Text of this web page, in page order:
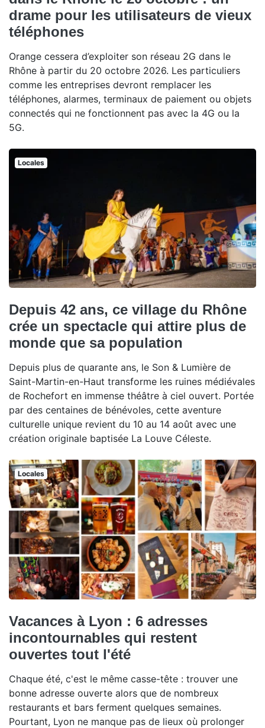
drame pour les utilisateurs de vieux
téléphones
Orange cessera d’exploiter son réseau 2G dans le
Rhône à partir du 20 octobre 2026. Les particuliers
comme les entreprises devront remplacer les
téléphones, alarmes, terminaux de paiement ou objets
connectés qui ne fonctionnent pas avec la 4G ou la
5G.
Locales
Depuis 42 ans, ce village du Rhône
crée un spectacle qui attire plus de
monde que sa population
Depuis plus de quarante ans, le Son & Lumière de
Saint-Martin-en-Haut transforme les ruines médiévales
de Rochefort en immense théâtre à ciel ouvert. Portée
par des centaines de bénévoles, cette aventure
culturelle unique revient du 10 au 14 août avec une
création originale baptisée La Louve Céleste.
Locales
Vacances à Lyon : 6 adresses
incontournables qui restent
ouvertes tout l'été
Chaque été, c'est le même casse-tête : trouver une
bonne adresse ouverte alors que de nombreux
restaurants et bars ferment quelques semaines.
Pourtant, Lyon ne manque pas de lieux où prolonger